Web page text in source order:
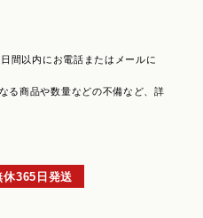
間以内にお電話またはメールに
る商品や数量などの不備など、詳
休365日発送